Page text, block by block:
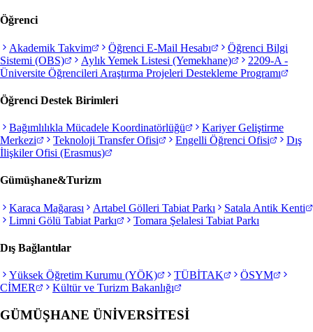
Öğrenci
Akademik Takvim Öğrenci E-Mail Hesabı
Öğrenci Bilgi
Sistemi (OBS)
Aylık Yemek Listesi (Yemekhane)
2209-A -
Üniversite Öğrencileri Araştırma Projeleri Destekleme Programı
Öğrenci Destek Birimleri
Bağımlılıkla Mücadele Koordinatörlüğü
Kariyer Geliştirme
Merkezi
Teknoloji Transfer Ofisi Engelli Öğrenci Ofisi
Dış
İlişkiler Ofisi (Erasmus)
Gümüşhane&Turizm
Karaca Mağarası Artabel Gölleri Tabiat Parkı
Satala Antik Kenti
Limni Gölü Tabiat Parkı
Tomara Şelalesi Tabiat Parkı
Dış Bağlantılar
Yüksek Öğretim Kurumu (YÖK) TÜBİTAK
ÖSYM
CİMER
Kültür ve Turizm Bakanlığı
GÜMÜŞHANE ÜNİVERSİTESİ